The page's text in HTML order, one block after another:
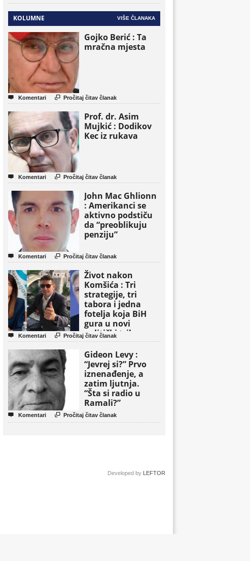
KOLUMNE VIŠE ČLANAKA
Gojko Berić : Ta
mračna mjesta
 Komentari  Pročitaj čitav članak
Prof. dr. Asim
Mujkić : Dodikov
Kec iz rukava
 Komentari  Pročitaj čitav članak
John Mac Ghlionn
: Amerikanci se
aktivno podstiču
da “preoblikuju
penziju”
 Komentari  Pročitaj čitav članak
Život nakon
Komšića : Tri
strategije, tri
tabora i jedna
fotelja koja BiH
gura u novi
politički triler
 Komentari  Pročitaj čitav članak
Gideon Levy :
“Jevrej si?” Prvo
iznenađenje, a
zatim ljutnja.
“Šta si radio u
Ramali?”
 Komentari  Pročitaj čitav članak
Developed by LEFTOR